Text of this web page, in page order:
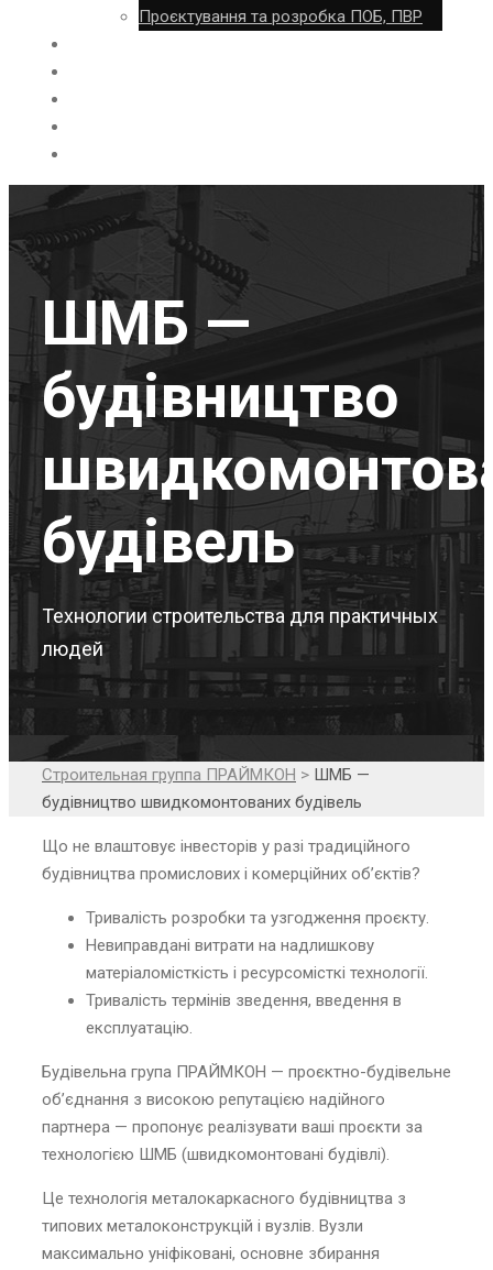
Проєктування та розробка ПОБ, ПВР
ШМБ —
будівництво
будівель
Технологии строительства для практичных
людей
Строительная группа ПРАЙМКОН > ШМБ —
будівництво швидкомонтованих будівель
Що не влаштовує інвесторів у разі традиційного
будівництва промислових і комерційних об’єктів?
Тривалість розробки та узгодження проєкту.
Невиправдані витрати на надлишкову
матеріаломісткість і ресурсомісткі технології.
Тривалість термінів зведення, введення в
експлуатацію.
Будівельна група ПРАЙМКОН — проєктно-будівельне
об’єднання з високою репутацією надійного
партнера — пропонує реалізувати ваші проєкти за
технологією ШМБ (швидкомонтовані будівлі).
Це технологія металокаркасного будівництва з
типових металоконструкцій і вузлів. Вузли
максимально уніфіковані, основне збирання